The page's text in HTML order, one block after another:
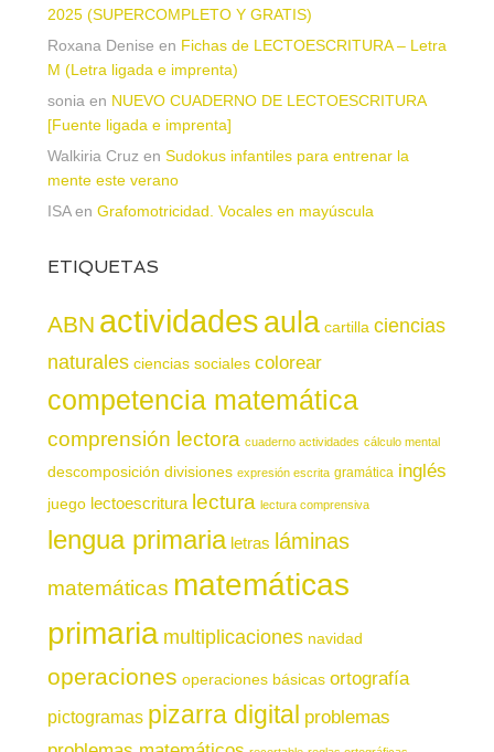
2025 (SUPERCOMPLETO Y GRATIS)
Roxana Denise en Fichas de LECTOESCRITURA – Letra
M (Letra ligada e imprenta)
sonia en NUEVO CUADERNO DE LECTOESCRITURA
[Fuente ligada e imprenta]
Walkiria Cruz en Sudokus infantiles para entrenar la
mente este verano
ISAen Grafomotricidad. Vocales en mayúscula
ETIQUETAS
ABN actividadesaula cartilla ciencias
naturales ciencias sociales colorear
competencia matemática
comprensión lectora cuaderno actividades cálculo mental
descomposición divisiones expresión escrita gramática inglés
juego lectoescritura lectura lectura comprensiva
lengua primaria letras láminas
matemáticas matemáticas
primaria multiplicaciones navidad
operaciones operaciones básicas ortografía
pictogramas pizarra digital problemas